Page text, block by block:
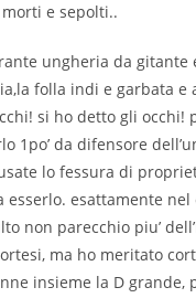
e sepolti..
ungheria da gitante
folla indi e garbata
si ho detto gli occhi!
1po’ da difensore
lo fessura di
esserlo. esattamente
non parecchio piu’
ma ho meritato
insieme la D